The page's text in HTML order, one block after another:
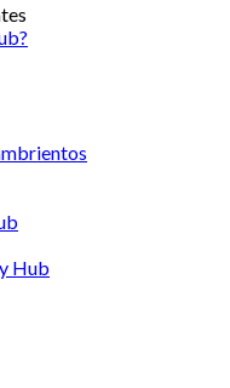
Hub